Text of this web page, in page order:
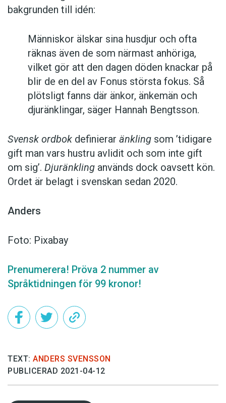
bakgrunden till idén:
Människor älskar sina husdjur och ofta
räknas även de som närmast anhöriga,
vilket gör att den dagen döden knackar på
blir de en del av Fonus största fokus. Så
plötsligt fanns där änkor, änkemän och
djuränklingar, säger Hannah Bengtsson.
Svensk ordbok definierar änkling som ’tidigare
gift man vars hustru av­lidit och som inte gift
om sig’. Djuränkling används dock oavsett kön.
Ordet är belagt i svenskan sedan 2020.
Anders
Foto: Pixabay
Prenumerera! Pröva 2 nummer av
Språktidningen för 99 kronor!
TEXT: ANDERS SVENSSON
PUBLICERAD 2021-04-12